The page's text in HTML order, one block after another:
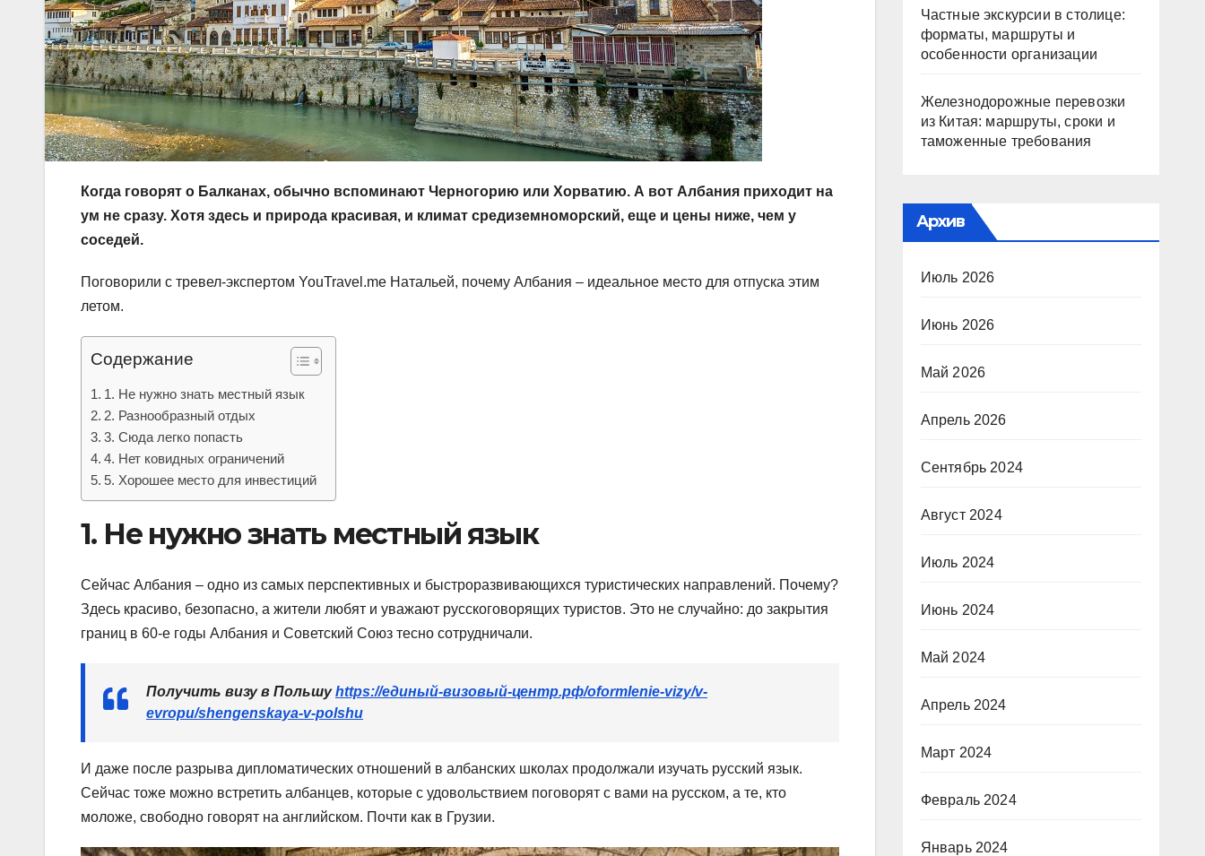
Когда говорят о Балканах, обычно вспоминают Черногорию или Хорватию. А вот Албания приходит на
ум не сразу. Хотя здесь и природа красивая, и климат средиземноморский, еще и цены ниже, чем у
соседей.
Поговорили с тревел-экспертом YouTravel.me Натальей, почему Албания – идеальное место для отпуска этим
летом.
Содержание
1. Не нужно знать местный язык
2. Разнообразный отдых
3. Сюда легко попасть
4. Нет ковидных ограничений
5. Хорошее место для инвестиций
1. Не нужно знать местный язык
Сейчас Албания – одно из самых перспективных и быстроразвивающихся туристических направлений. Почему?
Здесь красиво, безопасно, а жители любят и уважают русскоговорящих туристов. Это не случайно: до закрытия
границ в 60-е годы Албания и Советский Союз тесно сотрудничали.
Получить визу в Польшуhttps://единый-визовый-центр.рф/oformlenie-vizy/v-
evropu/shengenskaya-v-polshu
И даже после разрыва дипломатических отношений в албанских школах продолжали изучать русский язык.
Сейчас тоже можно встретить албанцев, которые с удовольствием поговорят с вами на русском, а те, кто
моложе, свободно говорят на английском. Почти как в Грузии.
Частные экскурсии в столице:
форматы, маршруты и
особенности организации
Железнодорожные перевозки
из Китая: маршруты, сроки и
таможенные требования
Архив
Июль 2026
Июнь 2026
Май 2026
Апрель 2026
Сентябрь 2024
Август 2024
Июль 2024
Июнь 2024
Май 2024
Апрель 2024
Март 2024
Февраль 2024
Январь 2024